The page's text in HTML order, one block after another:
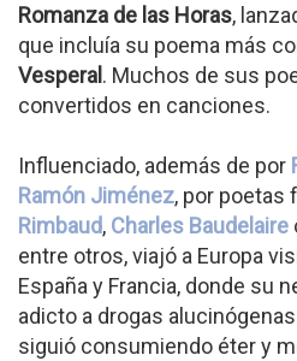
Romanza de las Horas,
que incluía su poema más
Vesperal. Muchos de sus
convertidos en canciones.
Influenciado, además de por
Ramón Jiménez, por poetas
Rimbaud, Charles Baudelaire
entre otros, viajó a Europa
España y Francia, donde su
adicto a drogas
siguió consumiendo éter y